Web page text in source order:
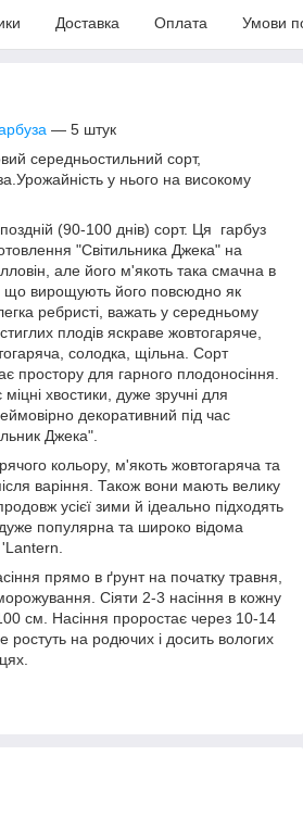
Доставка Оплата Умови
— 5 штук
середньостильний сорт,
у нього на високому
(90-100 днів) сорт. Ця гарбуз
"Світильника Джека" на
але його м'якоть така смачна в
що вирощують його повсюдно як
ребристі, важать у середньому
плодів яскраве жовтогаряче,
солодка, щільна. Сорт
простору для гарного плодоносіння.
хвостики, дуже зручні для
декоративний під час
Джека".
кольору, м'якоть жовтогаряча та
варіння. Також вони мають велику
усієї зими й ідеально підходять
дуже популярна та широко відома
прямо в ґрунт на початку травня,
Сіяти 2-3 насіння в кожну
см. Насіння проростає через 10-14
ростуть на родючих і досить вологих